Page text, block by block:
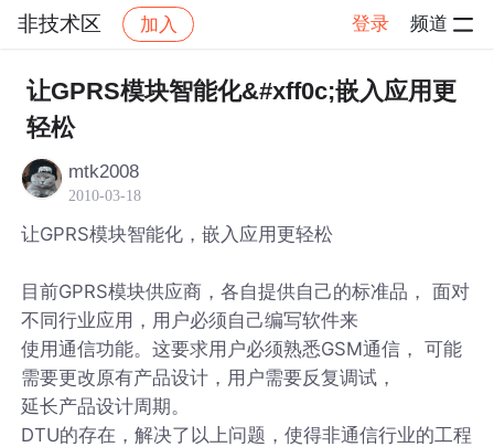
非技术区 加入 登录 频道
社区 非技术区 帖子详情
让GPRS模块智能化&#xff0c;嵌入应用更
轻松
mtk2008
2010-03-18
让GPRS模块智能化，嵌入应用更轻松
目前GPRS模块供应商，各自提供自己的标准品， 面对
不同行业应用，用户必须自己编写软件来
使用通信功能。这要求用户必须熟悉GSM通信， 可能
需要更改原有产品设计，用户需要反复调试，
延长产品设计周期。
DTU的存在，解决了以上问题，使得非通信行业的工程